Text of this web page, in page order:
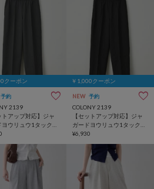
クーポン
予約
2139
トアップ対応】ジャ
ヨウリュウ1タックス
￥1,000クーポン
NEW 予約
COLONY 2139
【セットアップ対応】ジャ
ガードヨウリュウ1タックス
ラックス
¥6,930